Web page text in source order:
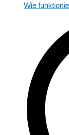
Wie